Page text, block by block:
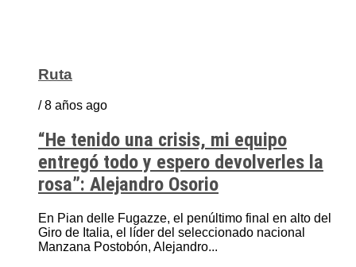
Ruta
/ 8 años ago
“He tenido una crisis, mi equipo
entregó todo y espero devolverles la
rosa”: Alejandro Osorio
En Pian delle Fugazze, el penúltimo final en alto del
Giro de Italia, el líder del seleccionado nacional
Manzana Postobón, Alejandro...